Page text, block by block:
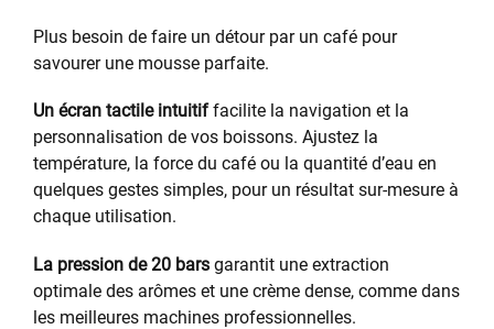
Plus besoin de faire un détour par un café pour
savourer une mousse parfaite.
Un écran tactile intuitiffacilite la navigation et la
personnalisation de vos boissons. Ajustez la
température, la force du café ou la quantité d’eau en
quelques gestes simples, pour un résultat sur-mesure à
chaque utilisation.
La pression de 20 bars garantit une extraction
optimale des arômes et une crème dense, comme dans
les meilleures machines professionnelles.